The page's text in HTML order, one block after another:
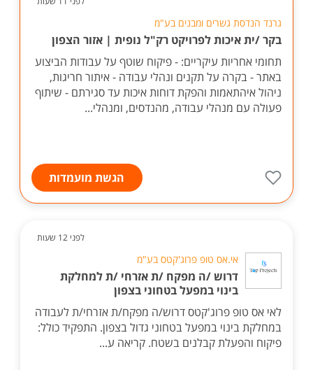
גרנד הנדסת גשרים ומבנים בע"מ
בקר /ית איכות לפרויקט רק"ל נופית | אזור הצפון
תחומי אחריות עיקריים: - פיקוח שוטף על עבודות הביצוע
באתר - בקרה על תקנים ונהלי עבודה - איתור חריגות,
ניהול איהתאמות והפקת דוחות איכות עד סגירתם - שיתוף
פעולה עם מנהלי עבודה, מהנדסים, ומנהלי...
הגשת מועמדות
לפני 12 שעות
אי.אס טופ פרוג'קטס בע"מ
דרוש /ה מפקח /ת אזרחי /ת למחלקת
בינוי במפעל בטחוני בצפון
לאי אס טופ פרוג'קטס דרוש/ה מפקח/ת אזרחי/ת לעבודה
במחלקת בינוי במפעל בטחוני גדול בצפון. התפקיד כולל:
פיקוח והפעלת קבלנים בשטח. קריאה ע...